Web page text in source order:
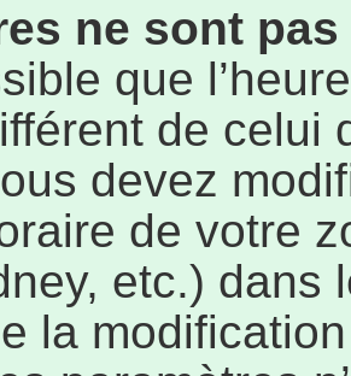
ne sont
que
de celui
devez
de votre
etc.) dans
la